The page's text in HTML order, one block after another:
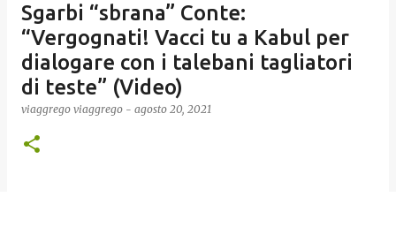
Sgarbi “sbrana” Conte:
“Vergognati! Vacci tu a Kabul per
dialogare con i talebani tagliatori
di teste” (Video)
viaggrego viaggrego - agosto 20, 2021